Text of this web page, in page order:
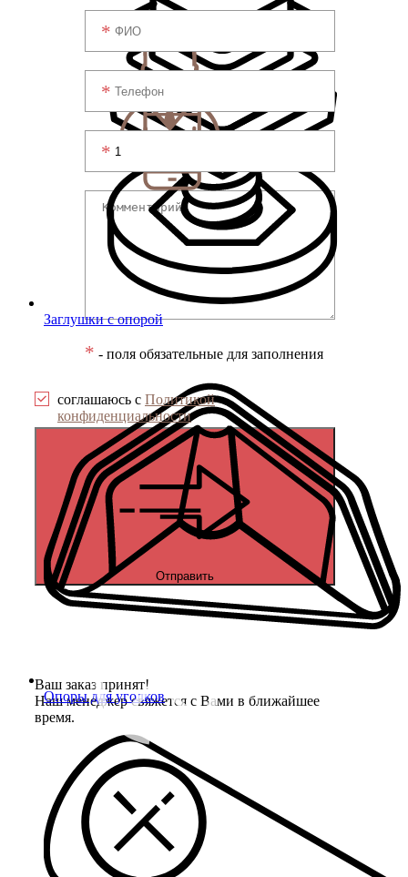
Заглушки с опорой
Опоры для уголков
* - поля обязательные для заполнения
соглашаюсь с Политикой
конфиденциальности
Отправить
Ваш заказ принят!
Наш менеджер свяжется с Вами в ближайшее
время.